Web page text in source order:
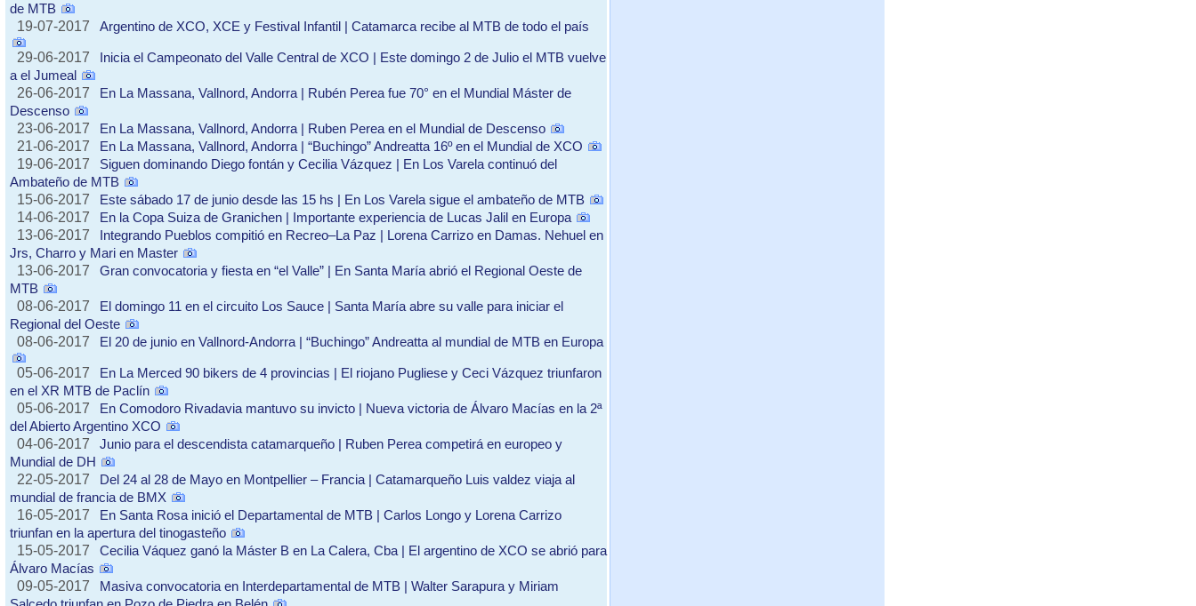
de MTB
19-07-2017
Argentino de XCO, XCE y Festival Infantil | Catamarca recibe al MTB de todo el país
29-06-2017
Inicia el Campeonato del Valle Central de XCO | Este domingo 2 de Julio el MTB vuelve
a el Jumeal
26-06-2017
En La Massana, Vallnord, Andorra | Rubén Perea fue 70° en el Mundial Máster de
Descenso
23-06-2017
En La Massana, Vallnord, Andorra | Ruben Perea en el Mundial de Descenso
21-06-2017
En La Massana, Vallnord, Andorra | “Buchingo” Andreatta 16º en el Mundial de XCO
19-06-2017
Siguen dominando Diego fontán y Cecilia Vázquez | En Los Varela continuó del
Ambateño de MTB
15-06-2017
Este sábado 17 de junio desde las 15 hs | En Los Varela sigue el ambateño de MTB
14-06-2017
En la Copa Suiza de Granichen | Importante experiencia de Lucas Jalil en Europa
13-06-2017
Integrando Pueblos compitió en Recreo–La Paz | Lorena Carrizo en Damas. Nehuel en
Jrs, Charro y Mari en Master
13-06-2017
Gran convocatoria y fiesta en “el Valle” | En Santa María abrió el Regional Oeste de
MTB
08-06-2017
El domingo 11 en el circuito Los Sauce | Santa María abre su valle para iniciar el
Regional del Oeste
08-06-2017
El 20 de junio en Vallnord-Andorra | “Buchingo” Andreatta al mundial de MTB en Europa
05-06-2017
En La Merced 90 bikers de 4 provincias | El riojano Pugliese y Ceci Vázquez triunfaron
en el XR MTB de Paclín
05-06-2017
En Comodoro Rivadavia mantuvo su invicto | Nueva victoria de Álvaro Macías en la 2ª
del Abierto Argentino XCO
04-06-2017
Junio para el descendista catamarqueño | Ruben Perea competirá en europeo y
Mundial de DH
22-05-2017
Del 24 al 28 de Mayo en Montpellier – Francia | Catamarqueño Luis valdez viaja al
mundial de francia de BMX
16-05-2017
En Santa Rosa inició el Departamental de MTB | Carlos Longo y Lorena Carrizo
triunfan en la apertura del tinogasteño
15-05-2017
Cecilia Váquez ganó la Máster B en La Calera, Cba | El argentino de XCO se abrió para
Álvaro Macías
09-05-2017
Masiva convocatoria en Interdepartamental de MTB | Walter Sarapura y Miriam